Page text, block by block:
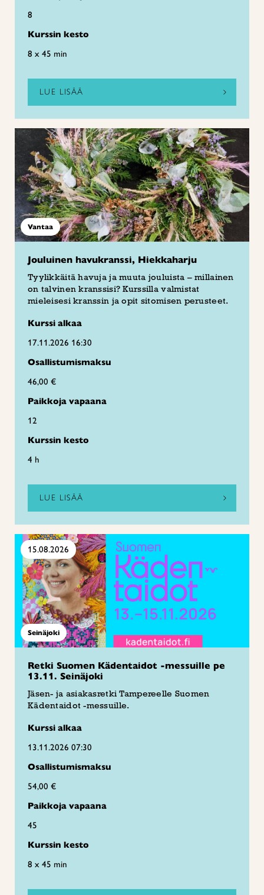
8
Kurssin kesto
8 x 45 min
LUE LISÄÄ
Vantaa
Jouluinen havukranssi, Hiekkaharju
Tyylikkäitä havuja ja muuta jouluista – millainen
on talvinen kranssisi? Kurssilla valmistat
mieleisesi kranssin ja opit sitomisen perusteet.
Kurssi alkaa
17.11.2026 16:30
Osallistumismaksu
46,00 €
Paikkoja vapaana
12
Kurssin kesto
4 h
LUE LISÄÄ
15.08.2026
Seinäjoki
Retki Suomen Kädentaidot -messuille pe
13.11. Seinäjoki
Jäsen- ja asiakasretki Tampereelle Suomen
Kädentaidot -messuille.
Kurssi alkaa
13.11.2026 07:30
Osallistumismaksu
54,00 €
Paikkoja vapaana
45
Kurssin kesto
8 x 45 min